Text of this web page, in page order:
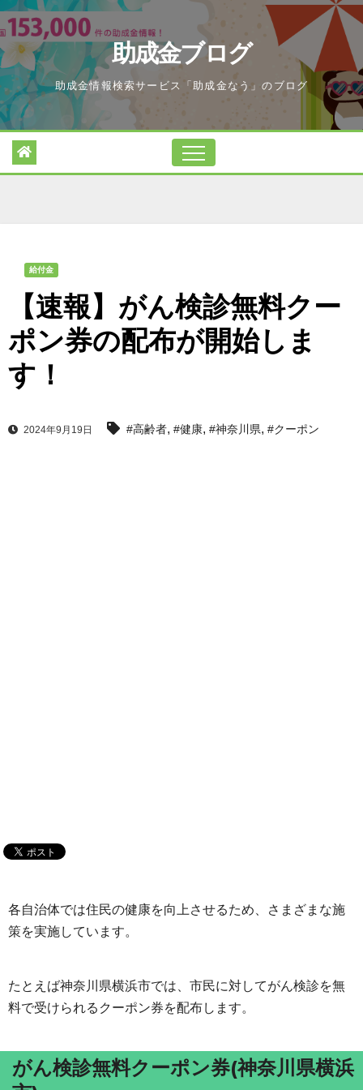
Skip
to
content
助成金ブログ
助成金情報検索サービス「助成金なう」のブログ
給付金
【速報】がん検診無料クー
ポン券の配布が開始しま
す！
2024年9月19日 #高齢者, #健康, #神奈川県, #クーポン
各自治体では住民の健康を向上させるため、さまざまな施
策を実施しています。
たとえば神奈川県横浜市では、市民に対してがん検診を無
料で受けられるクーポン券を配布します。
がん検診無料クーポン券(神奈川県横浜